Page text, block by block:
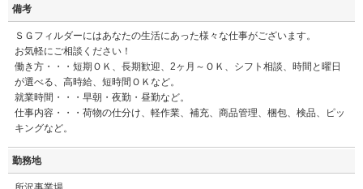
備考
ＳＧフィルダーにはあなたの生活にあった様々な仕事がございます。
お気軽にご相談ください！
働き方・・・短期ＯＫ、長期歓迎、2ヶ月～ＯＫ、シフト相談、時間と曜日
が選べる、高時給、短時間ＯＫなど。
就業時間・・・早朝・夜勤・昼勤など。
仕事内容・・・荷物の仕分け、軽作業、補充、商品管理、梱包、検品、ピッ
キングなど。
勤務地